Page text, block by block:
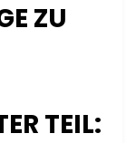
ZU
TEIL: